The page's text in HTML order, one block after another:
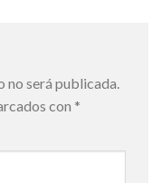
no será publicada.
con *